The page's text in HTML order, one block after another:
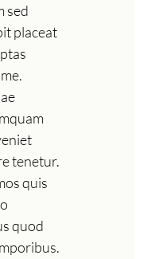
sed
placeat
tenetur.
quis
quod